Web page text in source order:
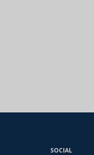
SOCIAL